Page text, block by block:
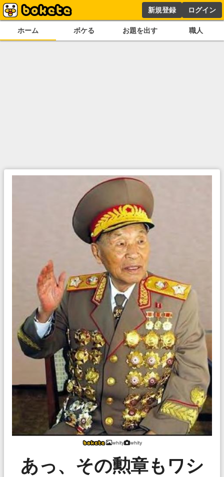
新規登録 ログイン
ホーム ボケる お題を出す 職人
whity whity
あっ、その勲章もワシ